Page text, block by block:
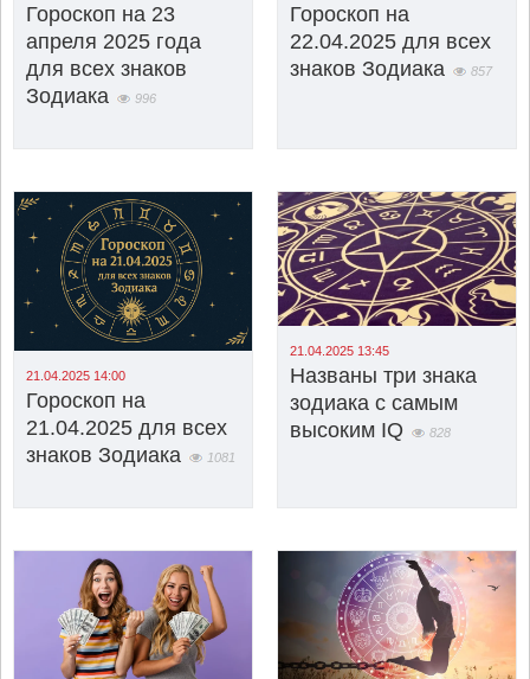
Гороскоп на 23
апреля 2025 года
для всех знаков
Зодиака
996
Гороскоп на
22.04.2025 для всех
знаков Зодиака
857
21.04.2025 14:00
Гороскоп на
21.04.2025 для всех
знаков Зодиака
1081
21.04.2025 13:45
Названы три знака
зодиака с самым
высоким IQ
828